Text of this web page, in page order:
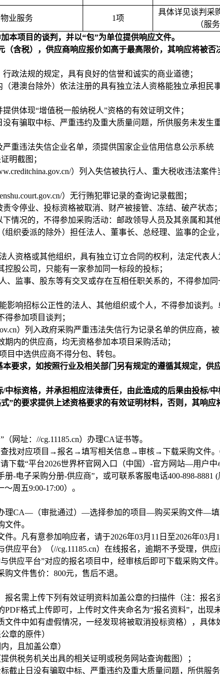
业服务 1项
具体详见谈判采
（服
本项目的谈判，并以“包”为单位提供响应文件。
（含税），供应商响应报价如高于最高限价，其响应将被否
政法规的规定，具有良好的信誉和诚实的商业道德；
港澳台除外）依法注册的具有独立法人资格能独立承担民
供体现“增值税一般纳税人”资格的有效证明文件；
没有骗取中标、严重违约及重大质量问题，所供服务未发生
重违法失信企业名单，须提供国家企业信用信息公示系统
明截图；
）列入失信被执行人、重大税收违法案
）无行贿犯罪记录的查询记录截图；
令停业、投标资格被取消、财产被接管、冻结、破产状态；
情况的，不得参加采购活动：邮政领导人员及其亲属和其
组织委派的除外）担任法人、董事长、总经理、监事的企业
人资格或其他组织，具有独立订立合同的权利，法定代表
股公司，只能有一家参加同一标段的投标；
、监事、股东等有交叉或存在互相任职关系的，不得参加同
影响招标公正性的法人、其他组织或个人，不得参加谈判
参加项目谈判；
）列入政府采购严重违法失信行为记录名单的供应商，
内的供应商，均无资格参加本项目采购活动；
目中选供应商不得分包、转包。
要求，如按照行业及相关部门另有规定的遵循其规定，供
标资格，并承担相应法律责任，由此造成的后果由投标/中
”的要求提供上述资格要求的有效证明材料，否则，其响应
网址：//cg.11185.cn）办理CA证书等。
找对应项目→报名→填写相关信息→审核→下载采购文件。
下载“平台2026世界杯官网入口（中国）-官方网站—用户
-电子采购分册-供应商”，或可联系客服电话400-898-8881
周五9:00-17:00） 。
理CA—（审批通过）—选择参加的项目—购买采购文件—填
件。
。凡有意参加响应者，请于2026年03月11日至2026年03月
应平台》（//cg.11185.cn）在线报名，逾期不予受理，供
供应平台”对应的报名项目中，经审核后即可下载采购文件。
文件售价：800元，售后不退。
名需上传下列有效证明资料加盖公章的扫描件（注：报名
格式上传即可，上传时文件夹命名为“报名资料”，出现
件中如有虚假情况，一经发现将被取消投标资格），具体
章的原件）
，且加盖公章）
供税务机关出具的相关证明或税务网站查询截图）；
标截止日没有骗取中标、严重违约及重大质量问题，所供服